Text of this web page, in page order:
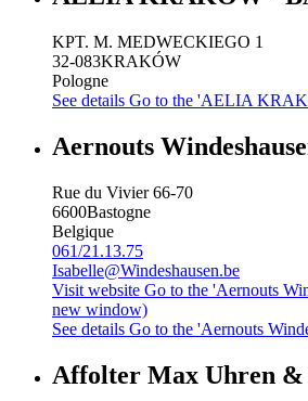
KPT. M. MEDWECKIEGO 1
32-083KRAKÓW
Pologne
See details Go to the 'AELIA
Aernouts
Rue du Vivier 66-70
6600Bastogne
Belgique
061/21.13.75
Isabelle@Windeshausen.be
Visit website Go to the 'Aernouts
new window)
See details Go to the 'Aernouts
Affolter Max Uhren